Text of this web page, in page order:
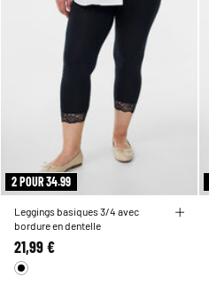
2 POUR 34.99
Leggings basiques 3/4 avec
bordure en dentelle
21,99 €